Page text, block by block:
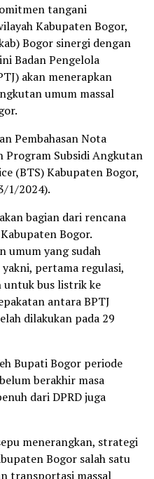
tangani
Kabupaten Bogor,
Bogor sinergi dengan
Badan Pengelola
akan menerapkan
umum massal
Pembahasan Nota
Program Subsidi Angkutan
(BTS) Kabupaten Bogor,
1/2024).
bagian dari rencana
Bogor.
umum yang sudah
pertama regulasi,
untuk bus listrik ke
antara BPTJ
dilakukan pada 29
Bupati Bogor periode
berakhir masa
dari DPRD juga
menerangkan, strategi
Bogor salah satu
transportasi massal